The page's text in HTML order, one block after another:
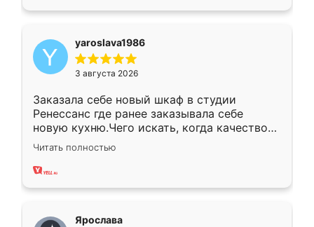
yaroslava1986
3 августа 2026
Заказала себе новый шкаф в студии
Ренессанс где ранее заказывала себе
новую кухню.Чего искать, когда качеством
вполне довольна. Служит кухня уже почти
два года, нареканий нет.
Читать полностью
Ярослава